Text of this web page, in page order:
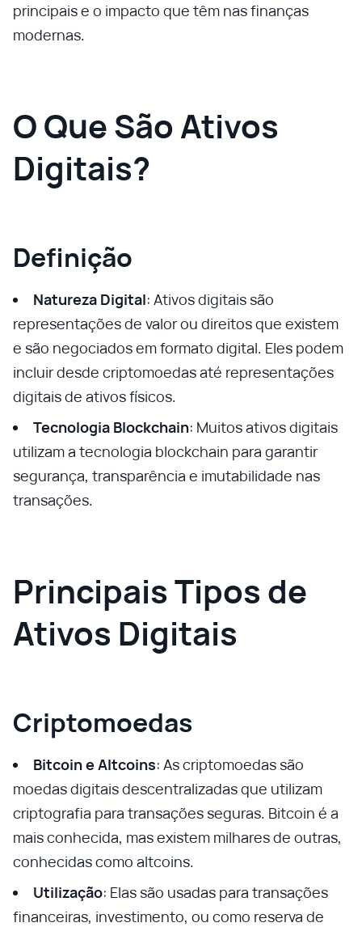
principais e o impacto que têm nas finanças
modernas.
O Que São Ativos
Digitais?
Definição
Natureza Digital: Ativos digitais são
representações de valor ou direitos que existem
e são negociados em formato digital. Eles podem
incluir desde criptomoedas até representações
digitais de ativos físicos.
Tecnologia Blockchain: Muitos ativos digitais
utilizam a tecnologia blockchain para garantir
segurança, transparência e imutabilidade nas
transações.
Principais Tipos de
Ativos Digitais
Criptomoedas
Bitcoin e Altcoins: As criptomoedas são
moedas digitais descentralizadas que utilizam
criptografia para transações seguras. Bitcoin é a
mais conhecida, mas existem milhares de outras,
conhecidas como altcoins.
Utilização: Elas são usadas para transações
financeiras, investimento, ou como reserva de